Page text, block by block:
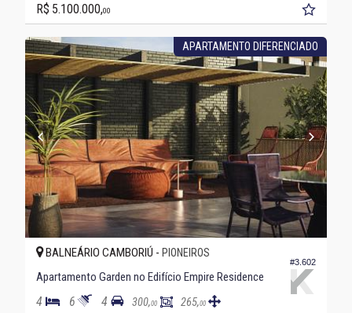
R$ 5.100.000,00
APARTAMENTO DIFERENCIADO
#3.602
BALNEÁRIO CAMBORIÚ - PIONEIROS
Apartamento Garden no Edifício Empire Residence
4 6 4 300,00 265,00